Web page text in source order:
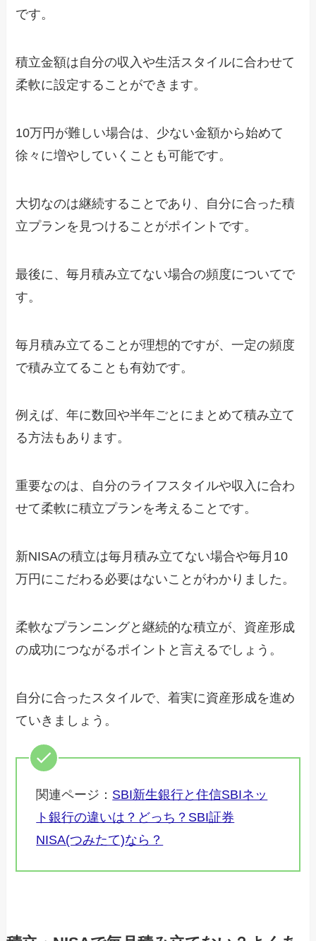
です。
積立金額は自分の収入や生活スタイルに合わせて
柔軟に設定することができます。
10万円が難しい場合は、少ない金額から始めて
徐々に増やしていくことも可能です。
大切なのは継続することであり、自分に合った積
立プランを見つけることがポイントです。
最後に、毎月積み立てない場合の頻度についてで
す。
毎月積み立てることが理想的ですが、一定の頻度
で積み立てることも有効です。
例えば、年に数回や半年ごとにまとめて積み立て
る方法もあります。
重要なのは、自分のライフスタイルや収入に合わ
せて柔軟に積立プランを考えることです。
新NISAの積立は毎月積み立てない場合や毎月10
万円にこだわる必要はないことがわかりました。
柔軟なプランニングと継続的な積立が、資産形成
の成功につながるポイントと言えるでしょう。
自分に合ったスタイルで、着実に資産形成を進め
ていきましょう。
関連ページ： SBI新生銀行と住信SBIネッ
ト銀行の違いは？どっち？SBI証券
NISA(つみたて)なら？